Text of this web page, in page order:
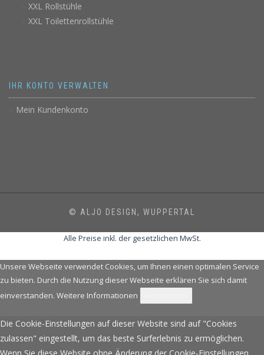
XXL Rollstühle
XXL Toilettenrollstühle
IHR KONTO VERWALTEN
Mein Kundenkonto
© ALJO DESIGN, WUPPERTAL
Alle Preise inkl. der gesetzlichen MwSt.
Unsere Webseite verwendet Cookies, um Ihnen einen optimalen Service
zu bieten. Durch die Nutzung dieser Webseite erklären Sie sich damit
einverstanden. Weitere Informationen
Die Cookie-Einstellungen auf dieser Website sind auf "Cookies
zulassen" eingestellt, um das beste Surferlebnis zu ermöglichen.